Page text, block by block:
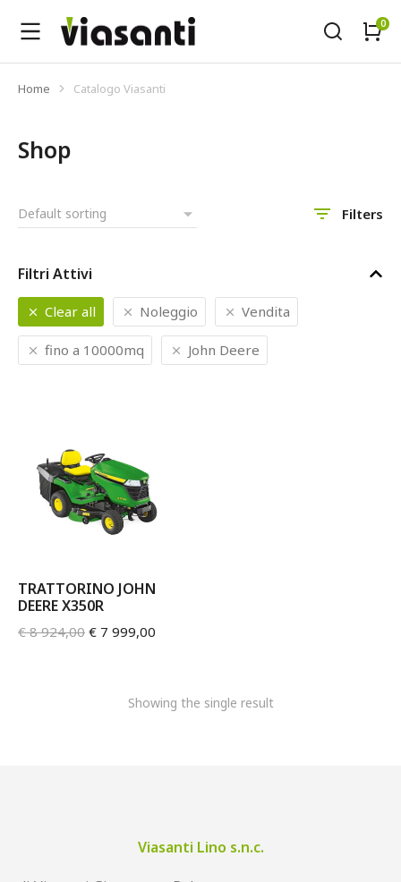
Tu sei qui:
Home Catalogo Viasanti
Shop
Filters
Filtri Attivi
Clear all Noleggio Vendita
fino a 10000mq John Deere
TRATTORINO JOHN
DEERE X350R
€8 924,00 € 7 999,00
Showing the single result
Viasanti Lino s.n.c.